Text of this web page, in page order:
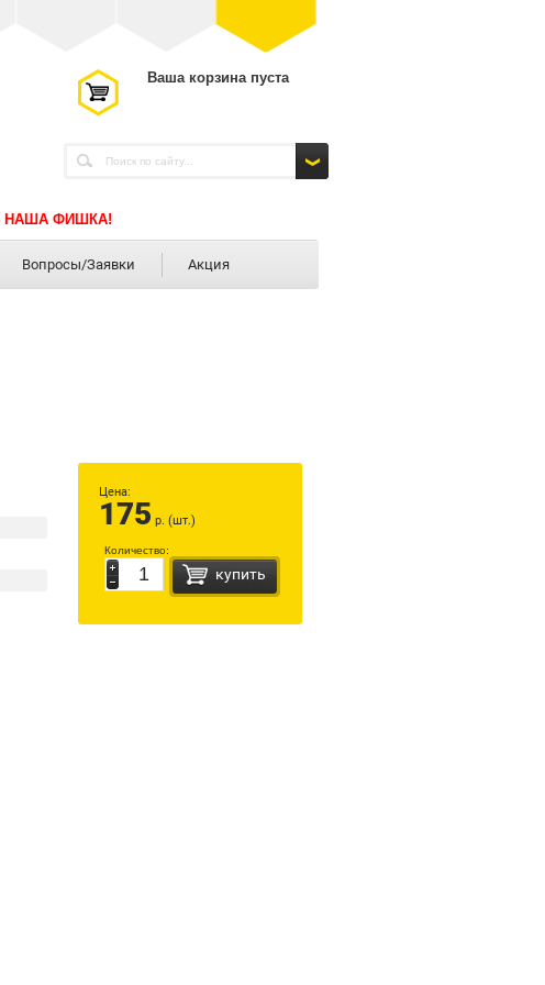
Ваша корзина пуста
НАША ФИШКА!
Вопросы/Заявки Акция
Цена:
175 р. (шт.)
Количество:
купить